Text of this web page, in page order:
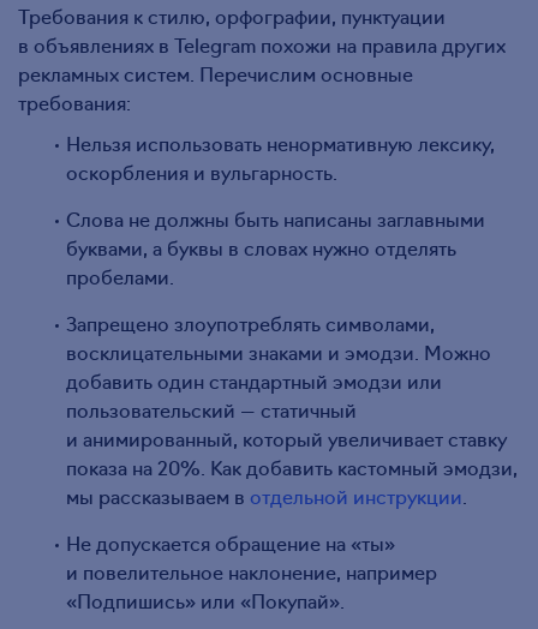
Требования к стилю, орфографии, пунктуации
в объявлениях в Telegram похожи на правила других
рекламных систем. Перечислим основные
требования:
Нельзя использовать ненормативную лексику,
оскорбления и вульгарность.
Слова не должны быть написаны заглавными
буквами, а буквы в словах нужно отделять
пробелами.
Запрещено злоупотреблять символами,
восклицательными знаками и эмодзи. Можно
добавить один стандартный эмодзи или
пользовательский — статичный
и анимированный, который увеличивает ставку
показа на 20%. Как добавить кастомный эмодзи,
мы рассказываем в отдельной инструкции
Не допускается обращение на «ты»
и повелительное наклонение, например
«Подпишись» или «Покупай».